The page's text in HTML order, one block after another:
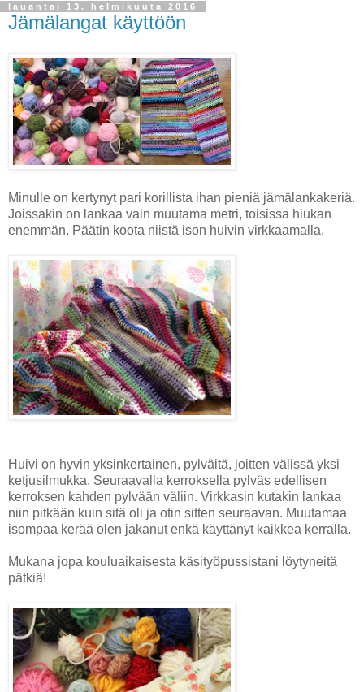
lauantai 13. helmikuuta 2016
Jämälangat käyttöön
Minulle on kertynyt pari korillista ihan pieniä jämälankakeriä.
Joissakin on lankaa vain muutama metri, toisissa hiukan
enemmän. Päätin koota niistä ison huivin virkkaamalla.
Huivi on hyvin yksinkertainen, pylväitä, joitten välissä yksi
ketjusilmukka. Seuraavalla kerroksella pylväs edellisen
kerroksen kahden pylvään väliin. Virkkasin kutakin lankaa
niin pitkään kuin sitä oli ja otin sitten seuraavan. Muutamaa
isompaa kerää olen jakanut enkä käyttänyt kaikkea kerralla.
Mukana jopa kouluaikaisesta käsityöpussistani löytyneitä
pätkiä!